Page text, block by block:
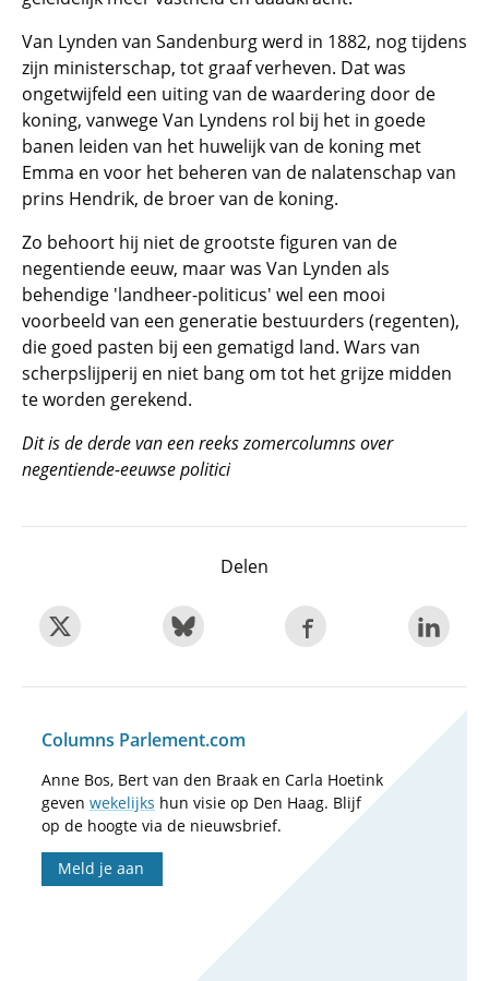
Van Lynden van Sandenburg werd in 1882, nog tijdens
zijn ministerschap, tot graaf verheven. Dat was
ongetwijfeld een uiting van de waardering door de
koning, vanwege Van Lyndens rol bij het in goede
banen leiden van het huwelijk van de koning met
Emma en voor het beheren van de nalatenschap van
prins Hendrik, de broer van de koning.
Zo behoort hij niet de grootste figuren van de
negentiende eeuw, maar was Van Lynden als
behendige 'landheer-politicus' wel een mooi
voorbeeld van een generatie bestuurders (regenten),
die goed pasten bij een gematigd land. Wars van
scherpslijperij en niet bang om tot het grijze midden
te worden gerekend.
Dit is de derde van een reeks zomercolumns over
negentiende-eeuwse politici
Delen
Columns Parlement.com
Anne Bos, Bert van den Braak en Carla Hoetink
geven wekelijks hun visie op Den Haag. Blijf
op de hoogte via de nieuwsbrief.
Meld je aan